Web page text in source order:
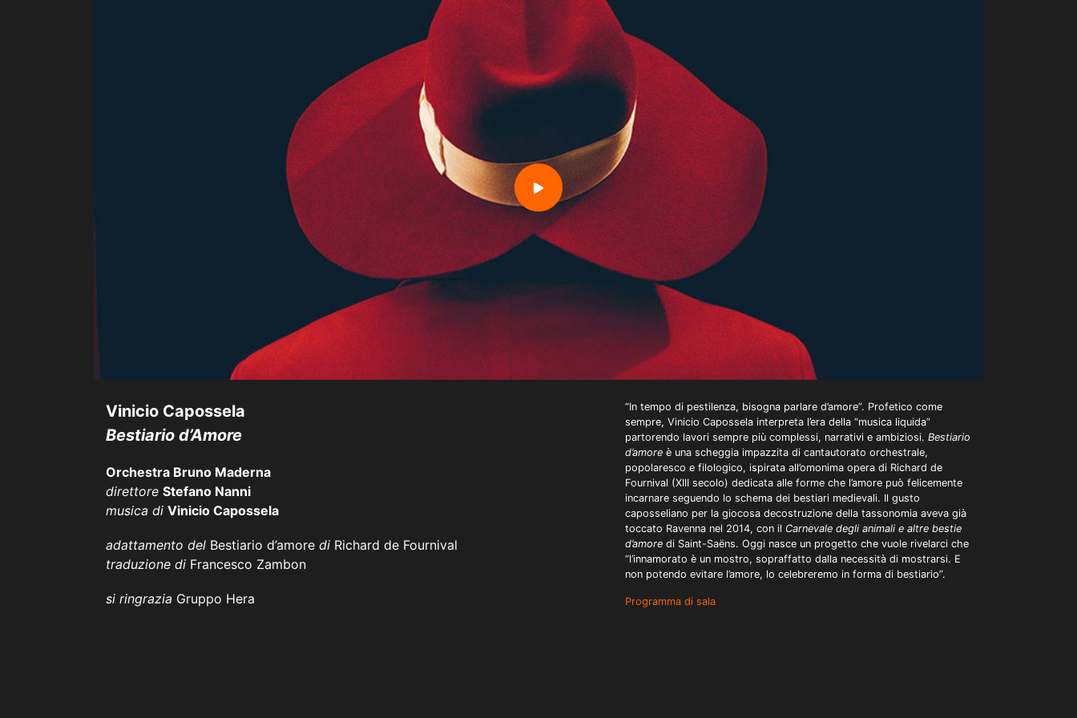
Vinicio Capossela
Bestiario d’Amore
Orchestra Bruno Maderna
direttore Stefano Nanni
musica di Vinicio Capossela
adattamento del Bestiario d’amore di Richard de Fournival
traduzione di Francesco Zambon
si ringrazia Gruppo Hera
“In tempo di pestilenza, bisogna parlare d’amore”. Profetico come
sempre, Vinicio Capossela interpreta l’era della “musica liquida”
partorendo lavori sempre più complessi, narrativi e ambiziosi. Bestiario
d’amoreè una scheggia impazzita di cantautorato orchestrale,
popolaresco e filologico, ispirata all’omonima opera di Richard de
Fournival (XIII secolo) dedicata alle forme che l’amore può felicemente
incarnare seguendo lo schema dei bestiari medievali. Il gusto
caposseliano per la giocosa decostruzione della tassonomia aveva già
toccato Ravenna nel 2014, con il Carnevale degli animali e altre bestie
d’amoredi Saint-Saëns. Oggi nasce un progetto che vuole rivelarci che
“l’innamorato è un mostro, sopraffatto dalla necessità di mostrarsi. E
non potendo evitare l’amore, lo celebreremo in forma di bestiario”.
Programma di sala